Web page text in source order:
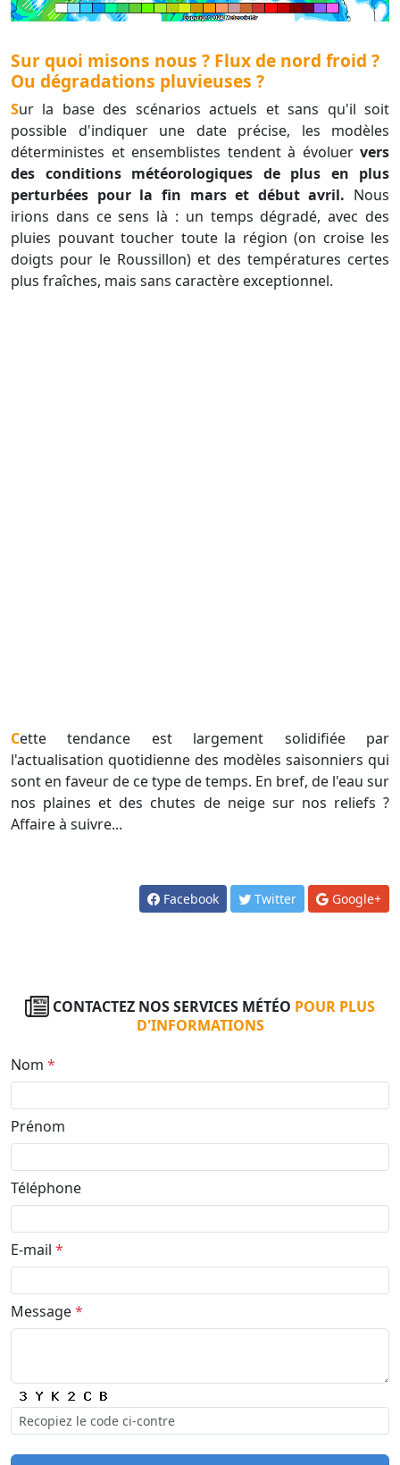
Sur quoi misons nous ? Flux de nord froid ?
Ou dégradations pluvieuses ?
Sur la base des scénarios actuels et sans qu'il soit
possible d'indiquer une date précise, les modèles
déterministes et ensemblistes tendent à évoluer vers
des conditions météorologiques de plus en plus
perturbées pour la fin mars et début avril. Nous
irions dans ce sens là : un temps dégradé, avec des
pluies pouvant toucher toute la région (on croise les
doigts pour le Roussillon) et des températures certes
plus fraîches, mais sans caractère exceptionnel.
Cette tendance est largement solidifiée par
l'actualisation quotidienne des modèles saisonniers qui
sont en faveur de ce type de temps. En bref, de l'eau sur
nos plaines et des chutes de neige sur nos reliefs ?
Affaire à suivre...
Facebook Twitter Google+
CONTACTEZ NOS SERVICES MÉTÉO POUR PLUS
D'INFORMATIONS
Nom *
Prénom
Téléphone
E-mail *
Message*